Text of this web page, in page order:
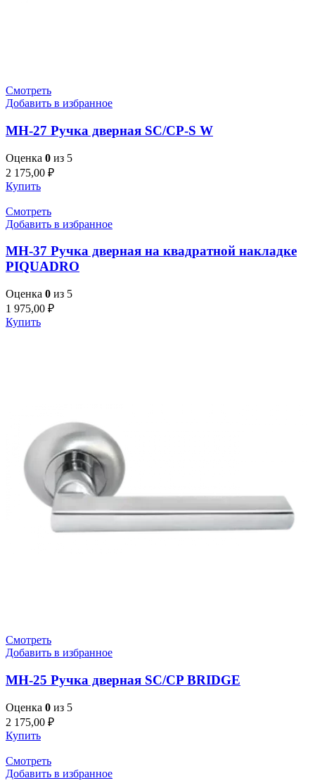
Смотреть
Добавить в избранное
MH-27 Ручка дверная SC/CP-S W
Оценка 0 из 5
2 175,00 ₽
Купить
Смотреть
Добавить в избранное
MH-37 Ручка дверная на квадратной накладке
PIQUADRO
Оценка 0 из 5
1 975,00 ₽
Купить
Смотреть
Добавить в избранное
MH-25 Ручка дверная SC/CP BRIDGE
Оценка 0 из 5
2 175,00 ₽
Купить
Смотреть
Добавить в избранное